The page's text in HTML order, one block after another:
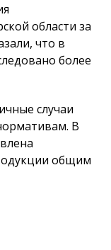
области за
что в
более
случаи
В
общим